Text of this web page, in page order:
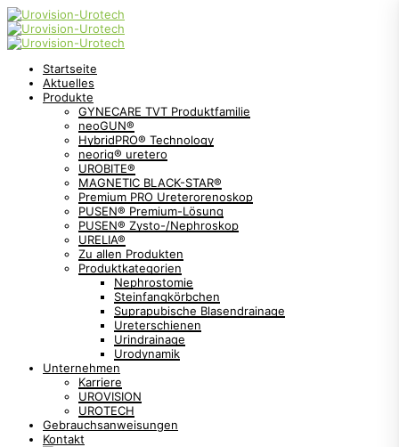
Startseite
Aktuelles
Produkte
GYNECARE TVT Produktfamilie
neoGUN®
HybridPRO® Technology
neorig® uretero
UROBITE®
MAGNETIC BLACK-STAR®
Premium PRO Ureterorenoskop
PUSEN® Premium-Lösung
PUSEN® Zysto-/Nephroskop
URELIA®
Zu allen Produkten
Produktkategorien
Nephrostomie
Steinfangkörbchen
Suprapubische Blasendrainage
Ureterschienen
Urindrainage
Urodynamik
Unternehmen
Karriere
UROVISION
UROTECH
Gebrauchsanweisungen
Kontakt